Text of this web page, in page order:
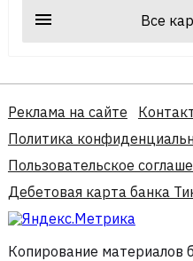
Все
Реклама на сайте
Политика
Пользовательское
Дебетовая карта банка
Копирование материалов